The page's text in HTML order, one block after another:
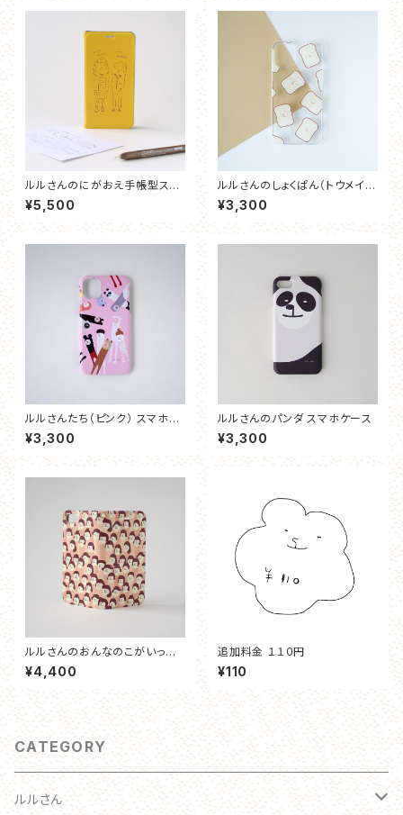
ルルさんのにがおえ手帳型スマ
ホケース
¥5,500
ルルさんのしょくぱん（トウメイ）
スマホケース
¥3,300
ルルさんたち（ピンク） スマホケ
ース
¥3,300
ルルさんのパンダ スマホケース
¥3,300
ルルさんのおんなのこがいっぱ
い（ちゃいろ） 手帳型スマホケー
ス
¥4,400
追加料金 １１０円
¥110
CATEGORY
ルルさん